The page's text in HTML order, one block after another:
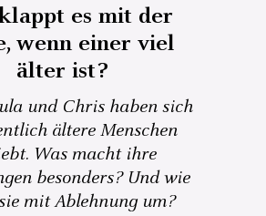
es mit der
wenn einer viel
älter ist?
und Chris haben sich
ältere Menschen
Was macht ihre
besonders? Und wie
mit Ablehnung um?